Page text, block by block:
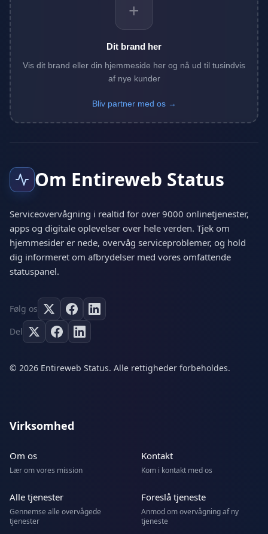
+
Dit brand her
Vis dit brand eller din hjemmeside her og nå ud til tusindvis
af nye kunder
Bliv partner med os →
Om Entireweb Status
Serviceovervågning i realtid for over 9000 onlinetjenester,
apps og digitale oplevelser over hele verden. Tjek om
hjemmesider er nede, overvåg serviceproblemer, og hold
dig informeret om afbrydelser med vores omfattende
statuspanel.
Følg os
Del
© 2026 Entireweb Status. Alle rettigheder forbeholdes.
Virksomhed
Om os
Lær om vores mission
Kontakt
Kom i kontakt med os
Alle tjenester
Gennemse alle overvågede
tjenester
Foreslå tjeneste
Anmod om overvågning af ny
tjeneste